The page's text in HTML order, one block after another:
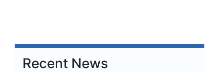
Recent News